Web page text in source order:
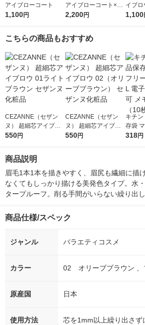
アイブローコート
1,100円
アイブローコート×2
個
2,200円
イブ
パー
1,100
こちらの商品もおすすめ
CEZANNE（セザン
ヌ） 超細芯アイブロ
ウ 01ライトブラウン
550円
CEZANNE（セザン
ヌ） 超細芯アイブロ
ウ 02（オリーブブラ
550円
キチ
存袋
ザーバ
318円
商品説明
眉毛1本1本を描きやすく、眉尻も繊細に描
なくてもしっかり描ける美発色タイプ。水
タープルーフ。削る手間がいらない繰り出し
商品仕様/スペック
ジャンル バラエティコスメ
カラー 02 オリーブブラウン 、
原産国 日本
使用方法
芯を1mm以上繰り出さ